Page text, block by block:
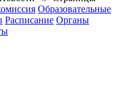
Образовательные
Расписание Органы